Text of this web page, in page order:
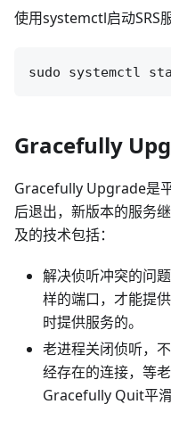
使用systemctl启动SRS服
Gracefully
Gracefully Upgrade是
后退出，新版本的服务
及的技术包括：
解决侦听冲突的问
样的端口，才能提
时提供服务的。
老进程关闭侦听，
经存在的连接，等
Gracefully Quit平滑